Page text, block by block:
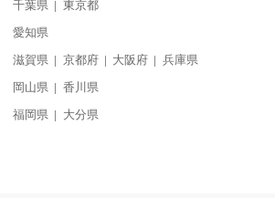
千葉県 東京都
愛知県
滋賀県 京都府 大阪府 兵庫県
岡山県 香川県
福岡県 大分県